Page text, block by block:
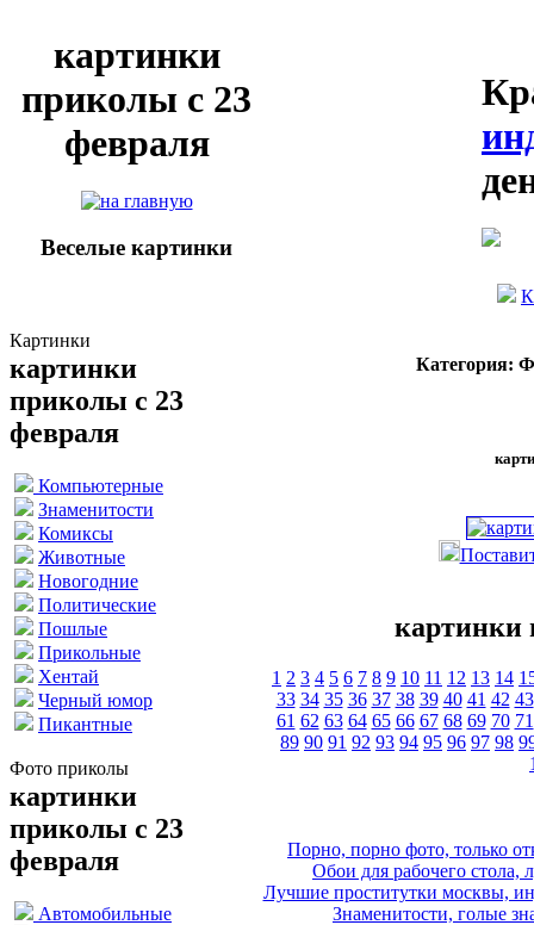
картинки
приколы с 23
февраля
Веселые картинки
Картинки
картинки
приколы с 23
февраля
Компьютерные
Знаменитости
Комиксы
Животные
Новогодние
Политические
Пошлые
Прикольные
Хентай
Черный юмор
Пикантные
Фото приколы
картинки
приколы с 23
февраля
Автомобильные
Категория:
картинки
1 2 3 4 5 6 7 8 9 10 11 12 13 14
33 34 35 36 37 38 39 40 41 42 43
61 62 63 64 65 66 67 68 69 70 71
89 90 91 92 93 94 95 96 97 98
Порно, порно фото, только
Обои для рабочего стола,
Лучшие проститутки москвы,
Знаменитости, голые